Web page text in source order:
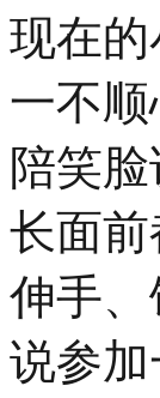
现在
一不
陪笑
长面
伸手
说参